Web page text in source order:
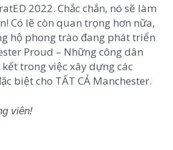
2022. Chắc chắn, nó sẽ làm
Có lẽ còn quan trọng hơn nữa,
hộ phong trào đang phát triển
Proud – Những công dân
trong việc xây dựng các
biệt cho TẤT CẢ Manchester.
viên!